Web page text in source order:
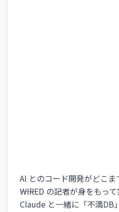
AI とのコード開発がどこ
――WIRED の記者が身をもっ
Claude と一緒に「不満DB